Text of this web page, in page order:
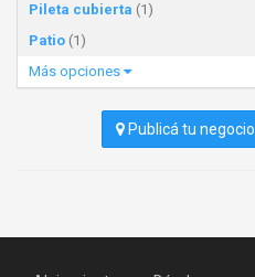
Pileta cubierta (1)
Patio (1)
Más opciones
Publicá tu negocio